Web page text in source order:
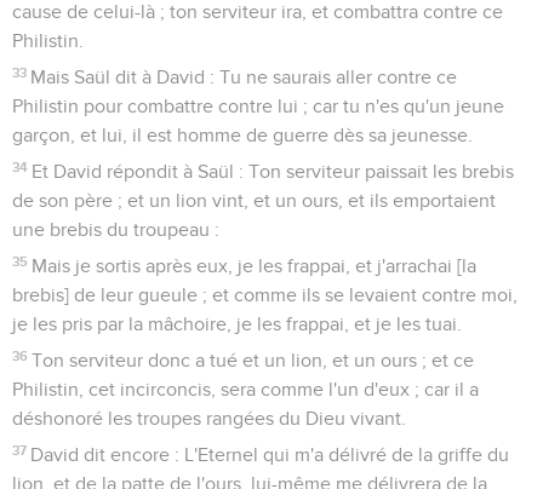
cause de celui-là ; ton serviteur ira, et combattra contre ce
Philistin.
33 Mais Saül dit à David : Tu ne saurais aller contre ce
Philistin pour combattre contre lui ; car tu n'es qu'un jeune
garçon, et lui, il est homme de guerre dès sa jeunesse.
34 Et David répondit à Saül : Ton serviteur paissait les brebis
de son père ; et un lion vint, et un ours, et ils emportaient
une brebis du troupeau :
35 Mais je sortis après eux, je les frappai, et j'arrachai [la
brebis] de leur gueule ; et comme ils se levaient contre moi,
je les pris par la mâchoire, je les frappai, et je les tuai.
36 Ton serviteur donc a tué et un lion, et un ours ; et ce
Philistin, cet incirconcis, sera comme l'un d'eux ; car il a
déshonoré les troupes rangées du Dieu vivant.
37 David dit encore : L'Eternel qui m'a délivré de la griffe du
lion, et de la patte de l'ours, lui-même me délivrera de la